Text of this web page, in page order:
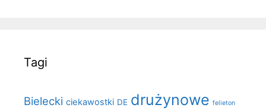
Tagi
Bielecki ciekawostki DE drużynowe felieton